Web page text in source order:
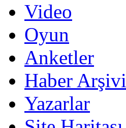
Video
Oyun
Anketler
Haber Arşivi
Yazarlar